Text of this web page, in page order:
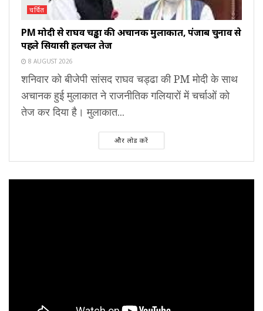
चर्चित
PM मोदी से राघव चड्ढा की अचानक मुलाकात, पंजाब चुनाव से
पहले सियासी हलचल तेज
8 AUGUST 2026
शनिवार को बीजेपी सांसद राघव चड्ढा की PM मोदी के साथ
अचानक हुई मुलाकात ने राजनीतिक गलियारों में चर्चाओं को
तेज कर दिया है। मुलाकात...
और लोड करें